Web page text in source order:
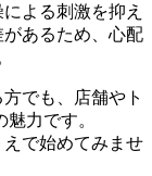
よる刺激を抑え
あるため、心配
でも、店舗やト
力です。
で始めてみませ